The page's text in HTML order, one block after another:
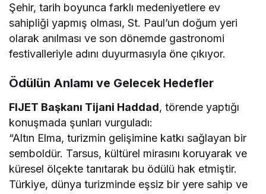
Şehir, tarih boyunca farklı medeniyetlere ev
sahipliği yapmış olması, St. Paul’un doğum yeri
olarak anılması ve son dönemde gastronomi
festivalleriyle adını duyurmasıyla öne çıkıyor.
Ödülün Anlamı ve Gelecek Hedefler
FIJET Başkanı Tijani Haddad, törende yaptığı
konuşmada şunları vurguladı:
“Altın Elma, turizmin gelişimine katkı sağlayan bir
semboldür. Tarsus, kültürel mirasını koruyarak ve
küresel ölçekte tanıtarak bu ödülü hak etmiştir.
Türkiye, dünya turizminde eşsiz bir yere sahip ve